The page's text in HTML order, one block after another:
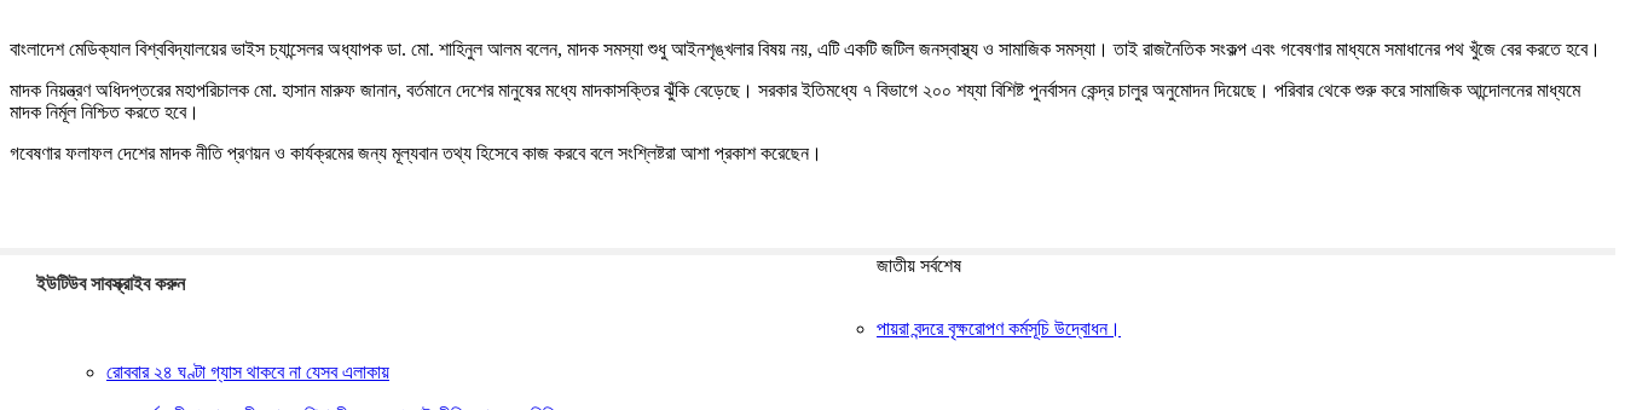
বাংলাদেশ মেডিক্যাল বিশ্ববিদ্যালয়ের ভাইস চ্যান্সেলর অধ্যাপক ডা. মো. শাহিনুল আলম বলেন, মাদক সমস্যা শুধু আইনশৃঙ্খলার বিষয় নয়, এটি একটি জটিল জনস্বাস্থ্য ও সামাজিক সমস্যা। তাই রাজনৈতিক সংকল্প এবং গবেষণার মাধ্যমে সমাধানের পথ খুঁজে বের করতে হবে।
মাদক নিয়ন্ত্রণ অধিদপ্তরের মহাপরিচালক মো. হাসান মারুফ জানান, বর্তমানে দেশের মানুষের মধ্যে মাদকাসক্তির ঝুঁকি বেড়েছে। সরকার ইতিমধ্যে ৭ বিভাগে ২০০ শয্যা বিশিষ্ট পুনর্বাসন কেন্দ্র চালুর অনুমোদন দিয়েছে। পরিবার থেকে শুরু করে সামাজিক আন্দোলনের মাধ্যমে
মাদক নির্মূল নিশ্চিত করতে হবে।
গবেষণার ফলাফল দেশের মাদক নীতি প্রণয়ন ও কার্যক্রমের জন্য মূল্যবান তথ্য হিসেবে কাজ করবে বলে সংশ্লিষ্টরা আশা প্রকাশ করেছেন।
ইউটিউব সাবস্ক্রাইব করুন
জাতীয় সর্বশেষ
পায়রা বন্দরে বৃক্ষরোপণ কর্মসূচি উদ্বোধন।
রোববার ২৪ ঘণ্টা গ্যাস থাকবে না যেসব এলাকায়